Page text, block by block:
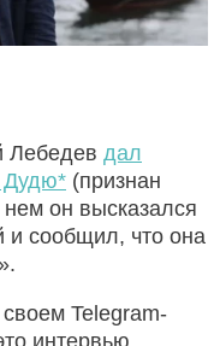
Лебедев дал
Дудю* (признан
он высказался
и сообщил, что она
Telegram-
интервью